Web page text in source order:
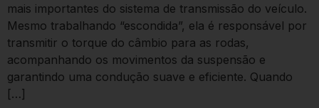
mais importantes do sistema de transmissão do veículo.
Mesmo trabalhando “escondida”, ela é responsável por
transmitir o torque do câmbio para as rodas,
acompanhando os movimentos da suspensão e
garantindo uma condução suave e eficiente. Quando
[…]